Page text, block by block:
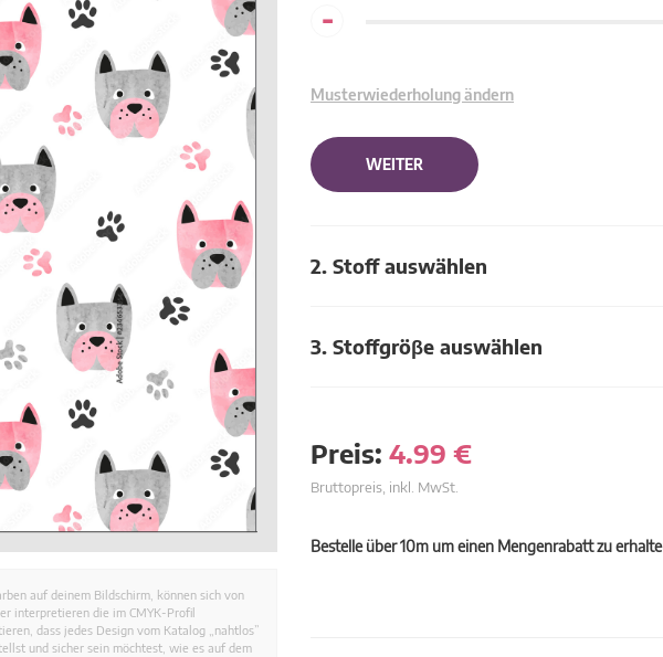
-
Musterwiederholung ändern
WEITER
2. Stoff auswählen
3. Stoffgröβe auswählen
Preis: 4.99 €
Bruttopreis, inkl. MwSt.
Bestelle über 10m um einen Mengenrabatt zu
auf deinem Bildschirm, können sich von
interpretieren die im CMYK-Profil
dass jedes Design vom Katalog „nahtlos”
und sicher sein möchtest, wie es auf dem